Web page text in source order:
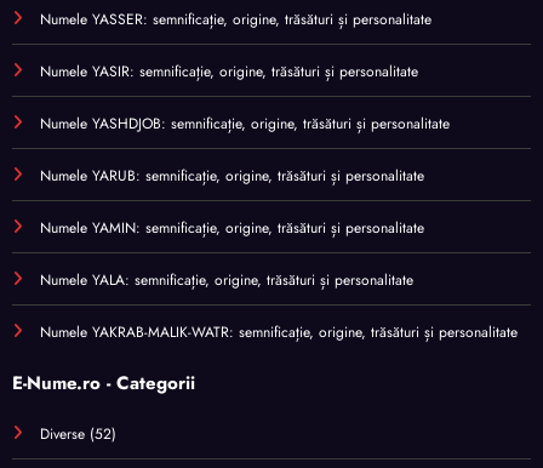
Numele YASSER: semnificație, origine, trăsături și personalitate
Numele YASIR: semnificație, origine, trăsături și personalitate
Numele YASHDJOB: semnificație, origine, trăsături și personalitate
Numele YARUB: semnificație, origine, trăsături și personalitate
Numele YAMIN: semnificație, origine, trăsături și personalitate
Numele YALA: semnificație, origine, trăsături și personalitate
Numele YAKRAB-MALIK-WATR: semnificație, origine, trăsături și personalitate
E-Nume.ro - Categorii
Diverse (52)